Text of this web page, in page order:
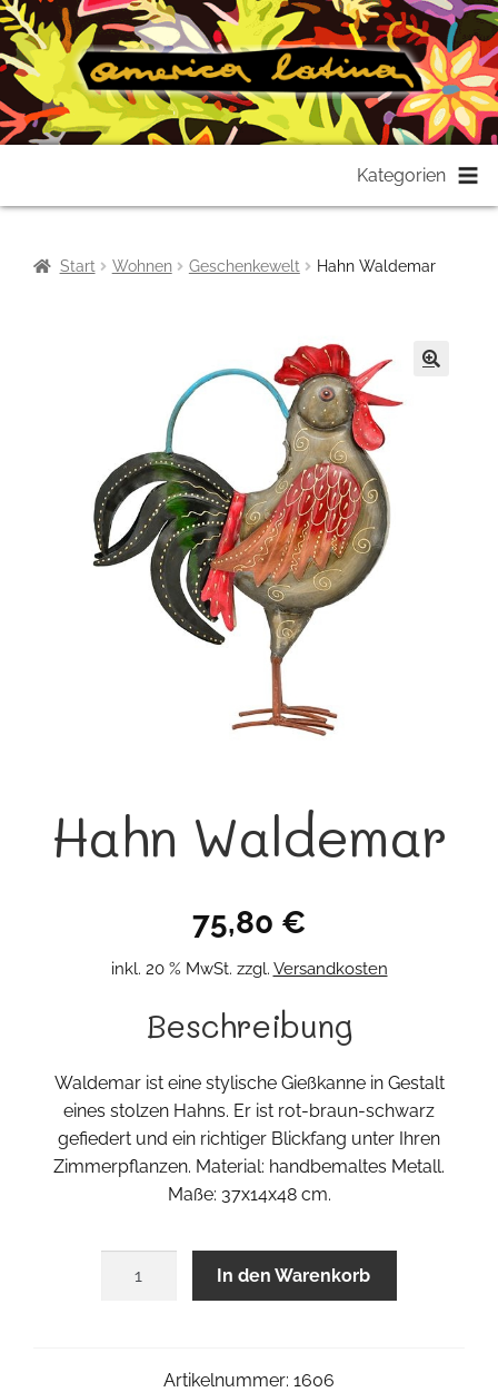
springen
springen
Kategorien
Start Wohnen Geschenkewelt Hahn Waldemar
Hahn Waldemar
75,80 €
inkl. 20 % MwSt. zzgl. Versandkosten
Beschreibung
Waldemar ist eine stylische Gießkanne in Gestalt
eines stolzen Hahns. Er ist rot-braun-schwarz
gefiedert und ein richtiger Blickfang unter Ihren
Zimmerpflanzen. Material: handbemaltes Metall.
Maße: 37x14x48 cm.
In den Warenkorb
Artikelnummer: 1606